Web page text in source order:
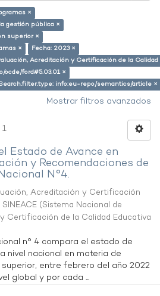
×
gestión pública ×
superior ×
×
Fecha: 2023 ×
Acreditación y Certificación de la
ocde/ford#5.03.01 ×
info:eu-repo/semantics/article ×
Mostrar filtros avanzados
Estado de Avance en
y Recomendaciones de
N°4.
Acreditación y Certificación
(Sistema Nacional de
Certificación de la Calidad Educativa
n° 4 compara el estado de
nivel nacional en materia de
entre febrero del año 2022
global y por cada ...